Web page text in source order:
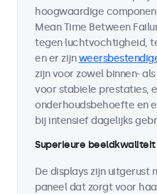
hoogwaardige
Mean Time Between
tegen luchtvochtigheid,
en er zijn
zijn voor zowel binnen- als
voor stabiele prestaties,
onderhoudsbehoefte en
bij intensief dagelijks
Superieure
De displays zijn uitgerust
paneel dat zorgt voor